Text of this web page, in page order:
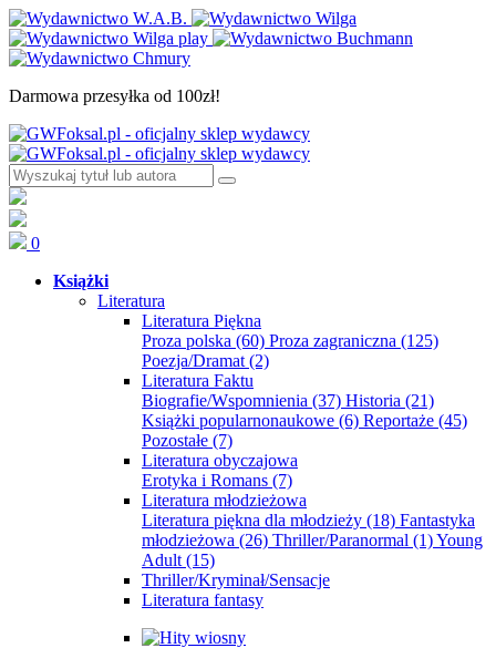
Darmowa przesyłka od 100zł!
0
Książki
Literatura
Literatura Piękna
Proza polska (60) Proza zagraniczna (125)
Poezja/Dramat (2)
Literatura Faktu
Biografie/Wspomnienia (37) Historia (21)
Książki popularnonaukowe (6) Reportaże (45)
Pozostałe (7)
Literatura obyczajowa
Erotyka i Romans (7)
Literatura młodzieżowa
Literatura piękna dla młodzieży (18) Fantastyka
młodzieżowa (26) Thriller/Paranormal (1)Young
Adult (15)
Thriller/Kryminał/Sensacje
Literatura fantasy